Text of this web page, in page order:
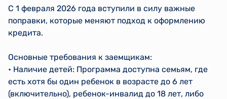
С 1 февраля 2026 года вступили в силу важные
поправки, которые меняют подход к оформлению
кредита.
Основные требования к заемщикам:
• Наличие детей: Программа доступна семьям, где
есть хотя бы один ребенок в возрасте до 6 лет
(включительно), ребенок-инвалид до 18 лет, либо